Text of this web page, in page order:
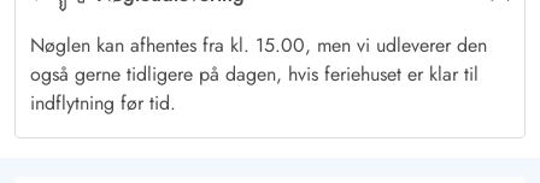
Sommerhuset har 2 delvist afskærmede terrasser, hvoraf den
ene er østvendt. Herfra kan I nyde solopgangen med dagens
første kop kaffe. Senere på dagen kan I rykke videre til den
sydvendte terrasse, mens solen står på sit højeste. Til aften kan I
Nøglen kan afhentes fra kl. 15.00, men vi udleverer den
også gerne tidligere på dagen, hvis feriehuset er klar til
indflytning før tid.